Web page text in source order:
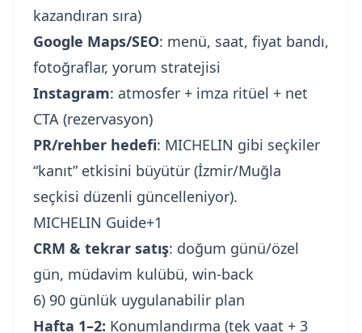
kazandıran sıra)
Google Maps/SEO: menü, saat, fiyat bandı,
fotoğraflar, yorum stratejisi
Instagram: atmosfer + imza ritüel + net
CTA (rezervasyon)
PR/rehber hedefi: MICHELIN gibi seçkiler
“kanıt” etkisini büyütür (İzmir/Muğla
seçkisi düzenli güncelleniyor).
MICHELIN Guide+1
CRM & tekrar satış: doğum günü/özel
gün, müdavim kulübü, win-back
6) 90 günlük uygulanabilir plan
Hafta 1–2: Konumlandırma (tek vaat + 3